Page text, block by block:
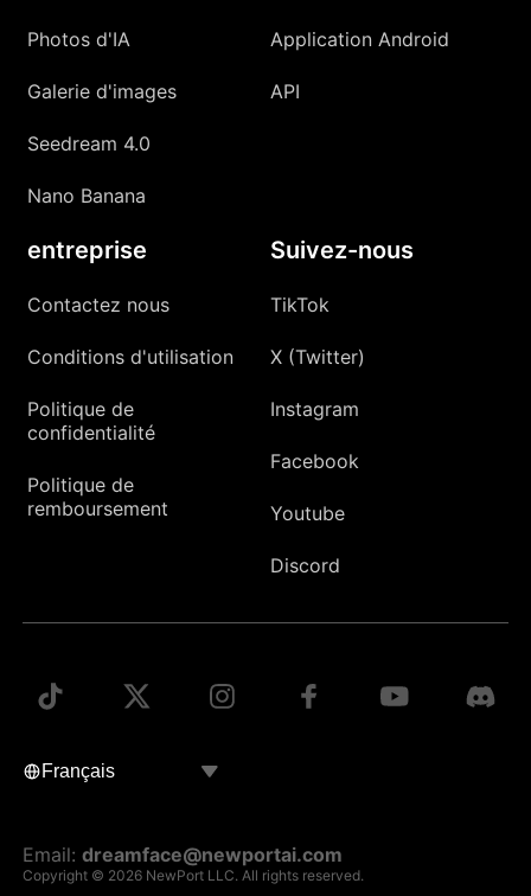
Photos d'IA
Galerie d'images
Seedream 4.0
Nano Banana
Application Android
API
entreprise
Contactez nous
Conditions d'utilisation
Politique de
confidentialité
Politique de
remboursement
Suivez-nous
TikTok
X (Twitter)
Instagram
Facebook
Youtube
Discord
Email:dreamface@newportai.com
Copyright © 2026 NewPort LLC. All rights reserved.